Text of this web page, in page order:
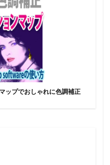
ップでおしゃれに色調補正